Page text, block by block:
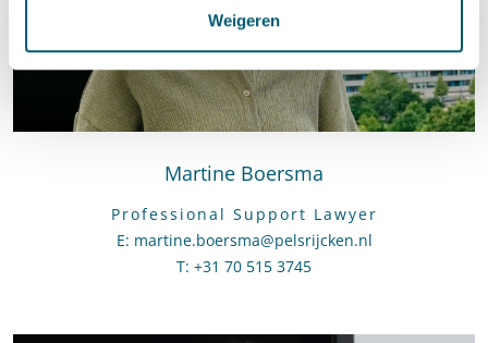
Weigeren
Martine Boersma
Professional Support Lawyer
E: Stuur een e-mail naar Martine Boersma
martine.boersma@pelsrijcken.nl
T: Bel naar Martine Boersma
+31 70 515 3745